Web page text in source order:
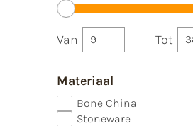
Van Tot
Materiaal
Bone China
Stoneware